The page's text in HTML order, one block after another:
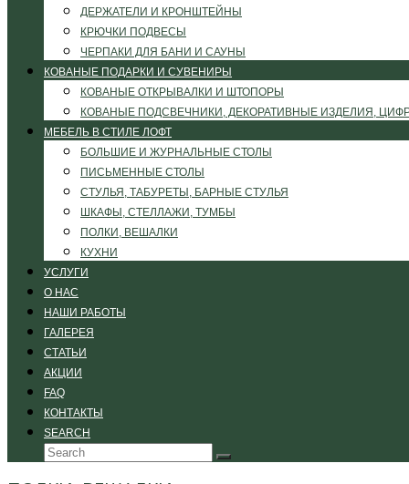
ДЕРЖАТЕЛИ И КРОНШТЕЙНЫ
КРЮЧКИ ПОДВЕСЫ
ЧЕРПАКИ ДЛЯ БАНИ И САУНЫ
КОВАНЫЕ ПОДАРКИ И СУВЕНИРЫ
КОВАНЫЕ ОТКРЫВАЛКИ И ШТОПОРЫ
КОВАНЫЕ ПОДСВЕЧНИКИ, ДЕКОРАТИВНЫЕ ИЗДЕЛИЯ,
МЕБЕЛЬ В СТИЛЕ ЛОФТ
БОЛЬШИЕ И ЖУРНАЛЬНЫЕ СТОЛЫ
ПИСЬМЕННЫЕ СТОЛЫ
СТУЛЬЯ, ТАБУРЕТЫ, БАРНЫЕ СТУЛЬЯ
ШКАФЫ, СТЕЛЛАЖИ, ТУМБЫ
ПОЛКИ, ВЕШАЛКИ
КУХНИ
УСЛУГИ
О НАС
НАШИ РАБОТЫ
ГАЛЕРЕЯ
СТАТЬИ
АКЦИИ
FAQ
КОНТАКТЫ
SEARCH
Search
Submit